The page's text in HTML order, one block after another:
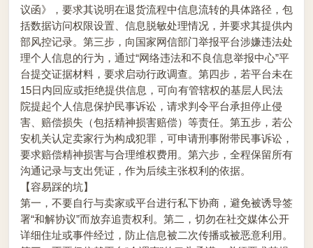
议函》，要求其说明在退货流程中信息流转的具体路径，包
括数据访问权限设置、信息脱敏处理情况，并要求其提供内
部风控记录。第三步，向国家网信部门举报平台涉嫌违法处
理个人信息的行为，通过“网络违法和不良信息举报中心”平
台提交证据材料，要求启动行政调查。第四步，若平台未在
15日内回应或拒绝提供信息，可向有管辖权的基层人民法
院提起个人信息保护民事诉讼，请求判令平台承担停止侵
害、赔偿损失（包括精神损害赔偿）等责任。第五步，若公
安机关认定卖家行为构成犯罪，可申请刑事附带民事诉讼，
要求赔偿精神损害与合理维权费用。第六步，全程保留所有
沟通记录与支出凭证，作为后续主张权利的依据。
【容易踩的坑】
第一，不要自行与卖家或平台进行私下协商，避免被诱导签
署“和解协议”而放弃追责权利。第二，切勿在社交媒体公开
详细住址或事件经过，防止信息被二次传播或被恶意利用。